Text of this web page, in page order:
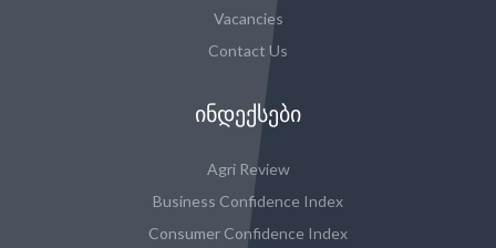
Vacancies
Contact Us
ᲘᲜᲓᲔᲥᲡᲔᲑᲘ
Agri Review
Business Confidence Index
Consumer Confidence Index